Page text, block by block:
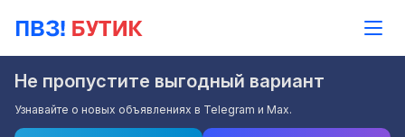
Не пропустите выгодный вариант
Узнавайте о новых объявлениях в Telegram и Max.